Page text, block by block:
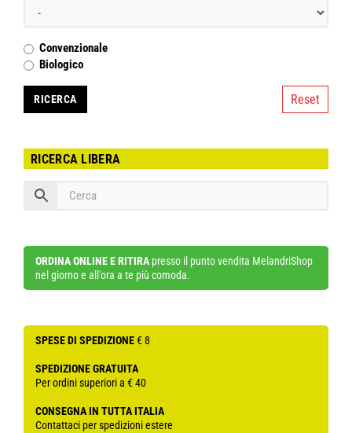
Convenzionale
Biologico
Reset
RICERCA LIBERA
ORDINA ONLINE E RITIRA presso il punto vendita MelandriShop
nel giorno e all'ora a te più comoda.
SPESE DI SPEDIZIONE€ 8
SPEDIZIONE GRATUITA
Per ordini superiori a € 40
CONSEGNA IN TUTTA ITALIA
Contattaci per spedizioni estere